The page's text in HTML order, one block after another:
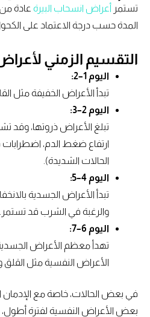
تستمرأعراض انسحاب البيرةعادة من5 إلى 7 أيام
المدة حسب درجة الاعتماد على
التقسيم الزمني
اليوم 1–2:
تبدأ الأعراض الخفيفة مثل
اليوم 2–3:
تبلغ الأعراض ذروتها، وقد
ارتفاع ضغط الدم،
الحالات الشديدة).
اليوم 4–5:
تبدأ الأعراض الجسدية
والرغبة في الشرب قد تستمر.
اليوم 6–7:
تهدأ معظم الأعراض
الأعراض النفسية مثل القلق
في بعض الحالات، خاصة مع الإدمان
بعض الأعراض النفسية لفترة أطول،